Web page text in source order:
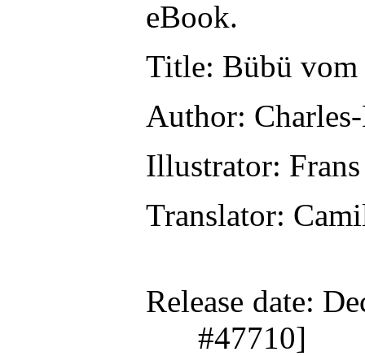
eBook.
Title: Bübü vom
Author:
Illustrator:
Translator:
Release date:
#47710]